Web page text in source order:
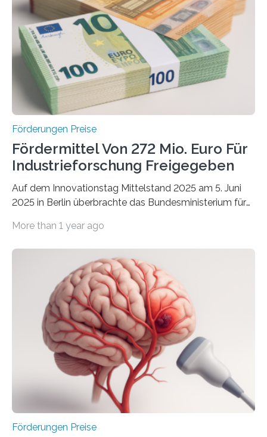
Förderungen Preise
Fördermittel Von 272 Mio. Euro Für
Industrieforschung Freigegeben
Auf dem Innovationstag Mittelstand 2025 am 5. Juni
2025 in Berlin überbrachte das Bundesministerium für
Überplanmäßige Verpflichtungsermächtigungen in
Woche vom Haushaltsausschuss freigegeben – unter
anderem zur Unterstützung der
Industrieforschungsprogramme Industrielle
Gemeinschaftsforschung (IGF), Zentrales
Innovationsprogramm Mittelstand (ZIM) und
Innovationskompetenz INNO-KOM. Auf dem
Innovationstag Mittelstand 2025 am 5. Juni 2025 in
Berlin überbrachte das Bundesministerium für
Wirtschaft und Energie eine gute Nachricht:
Überplanmäßige Verpflichtungsermächtigungen in
More than 1 year ago
Förderungen Preise